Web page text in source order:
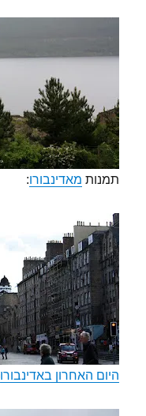
תמנות מאדינבורו:
היום האחרון באדינבורו